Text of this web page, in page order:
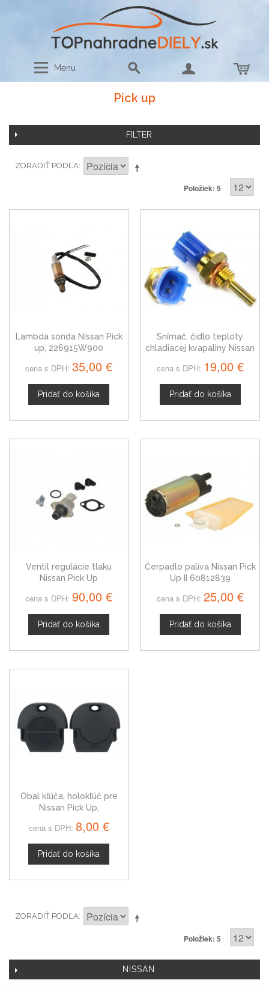
Menu
Pick up
FILTER
ZORADIŤ PODĽA
Položiek: 5
Lambda sonda Nissan Pick
up, 226915W900
cena s DPH: 35,00 €
Pridať do košíka
Snímač, čidlo teploty
chladiacej kvapaliny Nissan
cena s DPH: 19,00 €
Pridať do košíka
Ventil regulácie tlaku
Nissan Pick Up
cena s DPH: 90,00 €
Pridať do košíka
Čerpadlo paliva Nissan Pick
Up II 60812839
cena s DPH: 25,00 €
Pridať do košíka
Obal kľúča, holokľúč pre
Nissan Pick Up,
cena s DPH: 8,00 €
Pridať do košíka
ZORADIŤ PODĽA
Položiek: 5
NISSAN